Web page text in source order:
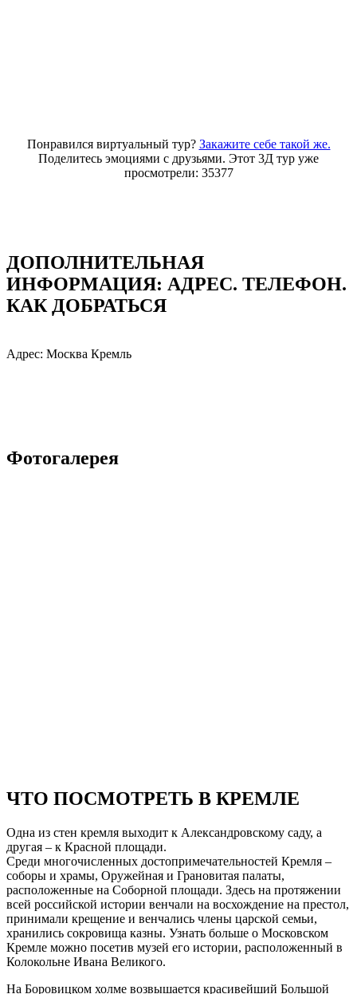
Понравился виртуальный тур? Закажите себе такой же.
Поделитесь эмоциями с друзьями. Этот 3Д тур уже
просмотрели: 35377
ДОПОЛНИТЕЛЬНАЯ
ИНФОРМАЦИЯ: АДРЕC. ТЕЛЕФОН.
КАК ДОБРАТЬСЯ
Адрес: Москва Кремль
Фотогалерея
ЧТО ПОСМОТРЕТЬ В КРЕМЛЕ
Одна из стен кремля выходит к Александровскому саду, а
другая – к Красной площади.
Среди многочисленных достопримечательностей Кремля –
соборы и храмы, Оружейная и Грановитая палаты,
расположенные на Соборной площади. Здесь на протяжении
всей российской истории венчали на восхождение на престол,
принимали крещение и венчались члены царской семьи,
хранились сокровища казны. Узнать больше о Московском
Кремле можно посетив музей его истории, расположенный в
Колокольне Ивана Великого.
На Боровицком холме возвышается красивейший Большой